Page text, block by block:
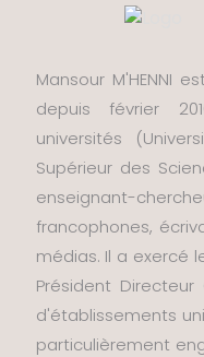
Mansour M'HENNI
depuis février
universités
Supérieur des
enseignant-
francophones,
médias. Il a exercé
Président
d'établissements
particulièrement